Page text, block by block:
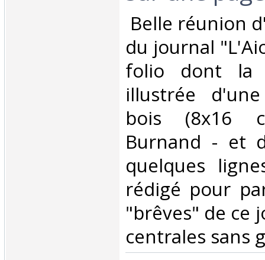
Belle réunion
du journal
folio dont la
illustrée
bois (8x16
Burnand - et
quelques
rédigé pour
"brêves" de ce
centrales sans